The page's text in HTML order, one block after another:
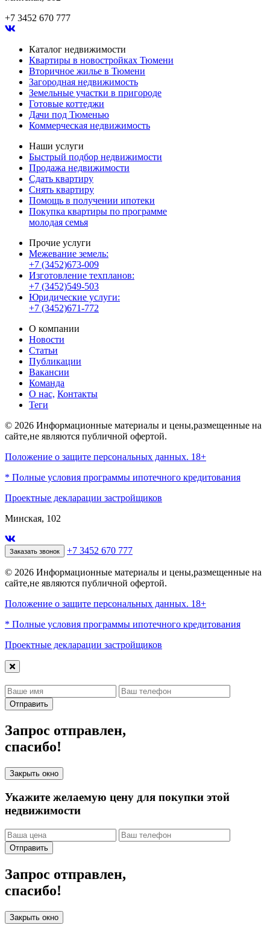
+7 3452 670 777
Каталог недвижимости
Квартиры в новостройках Тюмени
Вторичное жилье в Тюмени
Загородная недвижимость
Земельные участки в пригороде
Готовые коттеджи
Дачи под Тюменью
Коммерческая недвижимость
Наши услуги
Быстрый подбор недвижимости
Продажа недвижимости
Сдать квартиру
Снять квартиру
Помощь в получении ипотеки
Покупка квартиры по программе
молодая семья
Прочие услуги
Межевание земель:
+7 (3452)673-009
Изготовление техпланов:
+7 (3452)549-503
Юридические услуги:
+7 (3452)671-772
О компании
Новости
Статьи
Публикации
Вакансии
Команда
О нас, Контакты
Теги
© 2026 Информационные материалы и цены,размещенные на
сайте,не являются публичной офертой.
Положение о защите персональных данных. 18+
* Полные условия программы ипотечного кредитования
Проектные декларации застройщиков
Минская, 102
Заказать звонок +7 3452 670 777
© 2026 Информационные материалы и цены,размещенные на
сайте,не являются публичной офертой.
Положение о защите персональных данных. 18+
* Полные условия программы ипотечного кредитования
Проектные декларации застройщиков
Отправить
Запрос отправлен,
спасибо!
Закрыть окно
Укажите желаемую цену для покупки этой
недвижимости
Отправить
Запрос отправлен,
спасибо!
Закрыть окно